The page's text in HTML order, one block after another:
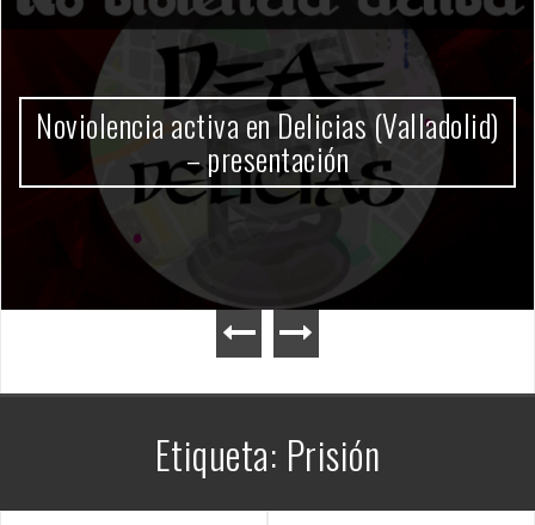
Gobierno Milei
Etiqueta: Prisión